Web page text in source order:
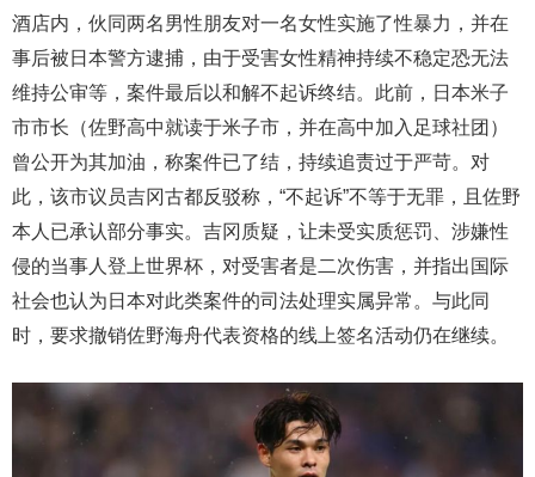
酒店内，伙同两名男性朋友对一名女性实施了性暴力，并在
事后被日本警方逮捕，由于受害女性精神持续不稳定恐无法
维持公审等，案件最后以和解不起诉终结。此前，日本米子
市市长（佐野高中就读于米子市，并在高中加入足球社团）
曾公开为其加油，称案件已了结，持续追责过于严苛。对
此，该市议员吉冈古都反驳称，“不起诉”不等于无罪，且佐野
本人已承认部分事实。吉冈质疑，让未受实质惩罚、涉嫌性
侵的当事人登上世界杯，对受害者是二次伤害，并指出国际
社会也认为日本对此类案件的司法处理实属异常。与此同
时，要求撤销佐野海舟代表资格的线上签名活动仍在继续。